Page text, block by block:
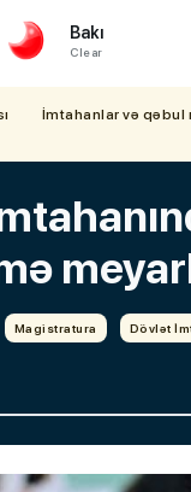
Bakı
Clear
İmtahanlar və qəbul
Magistratura Dövlət